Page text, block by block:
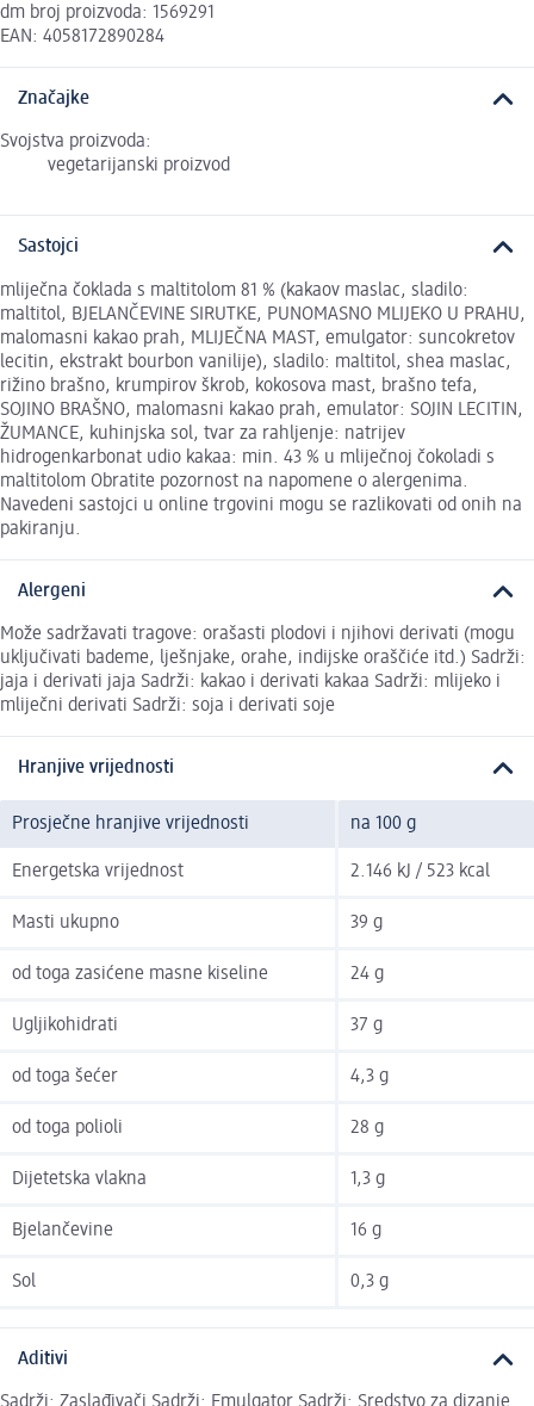
dm broj proizvoda: 1569291
EAN: 4058172890284
Značajke
Svojstva proizvoda:
vegetarijanski proizvod
Sastojci
mliječna čoklada s maltitolom 81 % (kakaov maslac, sladilo:
maltitol, BJELANČEVINE SIRUTKE, PUNOMASNO MLIJEKO U PRAHU,
malomasni kakao prah, MLIJEČNA MAST, emulgator: suncokretov
lecitin, ekstrakt bourbon vanilije), sladilo: maltitol, shea maslac,
rižino brašno, krumpirov škrob, kokosova mast, brašno tefa,
SOJINO BRAŠNO, malomasni kakao prah, emulator: SOJIN LECITIN,
ŽUMANCE, kuhinjska sol, tvar za rahljenje: natrijev
hidrogenkarbonat udio kakaa: min. 43 % u mliječnoj čokoladi s
maltitolom Obratite pozornost na napomene o alergenima.
Navedeni sastojci u online trgovini mogu se razlikovati od onih na
pakiranju.
Alergeni
Može sadržavati tragove: orašasti plodovi i njihovi derivati (mogu
uključivati bademe, lješnjake, orahe, indijske oraščiće itd.) Sadrži:
jaja i derivati jaja Sadrži: kakao i derivati kakaa Sadrži: mlijeko i
mliječni derivati Sadrži: soja i derivati soje
Hranjive vrijednosti
Prosječne hranjive vrijednosti na 100 g
Energetska vrijednost 2.146 kJ / 523 kcal
Masti ukupno 39 g
od toga zasićene masne kiseline 24 g
Ugljikohidrati 37 g
od toga šećer 4,3 g
od toga polioli 28 g
Dijetetska vlakna 1,3 g
Bjelančevine 16 g
Sol 0,3 g
Aditivi